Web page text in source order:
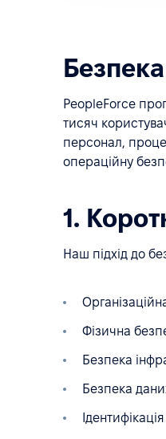
PeopleForce
тисяч
персонал,
операційну
1.
Наш підхід до
Фізична
Безпека
Безпека